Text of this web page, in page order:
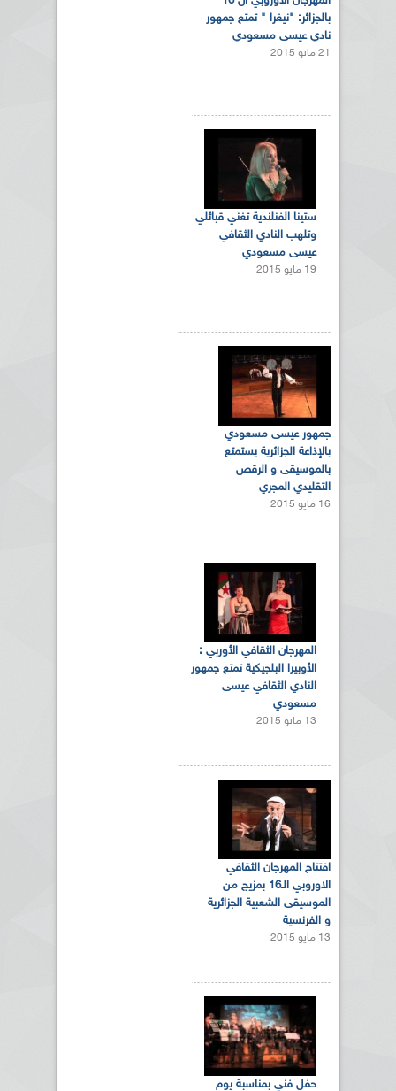
بالجزائر: "نيغرا " تمتع جمهور
نادي عيسى مسعودي
21 مايو 2015
ستينا الفنلندية تغني قبائلي
وتلهب النادي الثقافي
عيسى مسعودي
19 مايو 2015
جمهور عيسى مسعودي
بالإذاعة الجزائرية يستمتع
بالموسيقى و الرقص
التقليدي المجري
16 مايو 2015
المهرجان الثقافي الأوربي :
الأوبيرا البلجيكية تمتع جمهور
النادي الثقافي عيسى
مسعودي
13 مايو 2015
افتتاح المهرجان الثقافي
الاوروبي الـ16 بمزيج من
الموسيقى الشعبية الجزائرية
و الفرنسية
13 مايو 2015
حفل فني بمناسبة يوم